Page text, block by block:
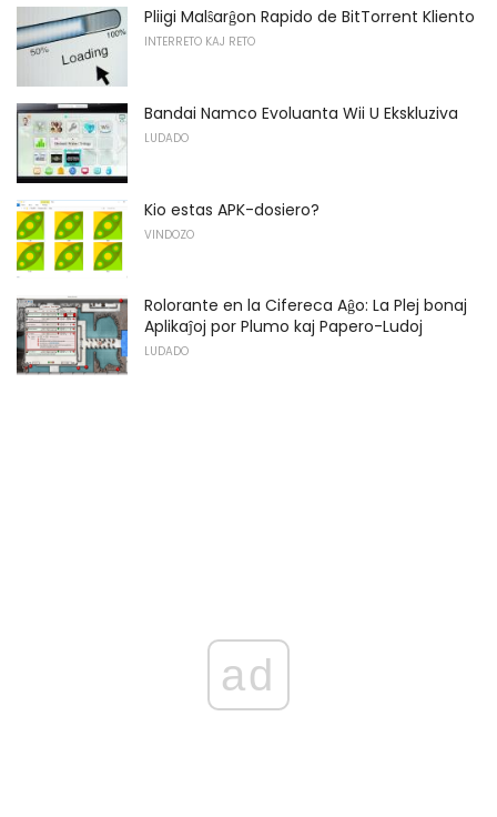
Pliigi Malŝarĝon Rapido de BitTorrent Kliento
INTERRETO KAJ RETO
Bandai Namco Evoluanta Wii U Ekskluziva
LUDADO
Kio estas APK-dosiero?
VINDOZO
Rolorante en la Cifereca Aĝo: La Plej bonaj
Aplikaĵoj por Plumo kaj Papero-Ludoj
LUDADO
ad